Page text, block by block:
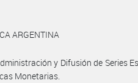
ARGENTINA
y Difusión de Series
Monetarias.